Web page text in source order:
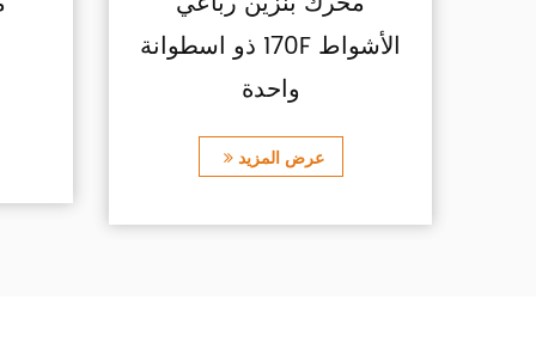
اليدوي 170F لمضخة المياه
عرض المزيد